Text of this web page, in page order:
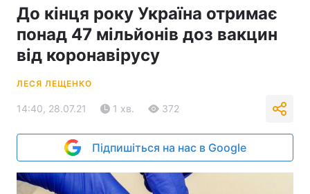
До кінця року Україна отримає
понад 47 мільйонів доз вакцин
від коронавірусу
ЛЕСЯ ЛЕЩЕНКО
14:40, 28.07.21 1 хв. 372
Підпишіться на нас в Google